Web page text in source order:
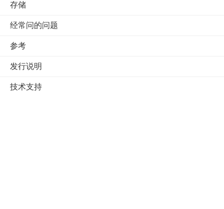
存储
经常问的问题
参考
发行说明
技术支持